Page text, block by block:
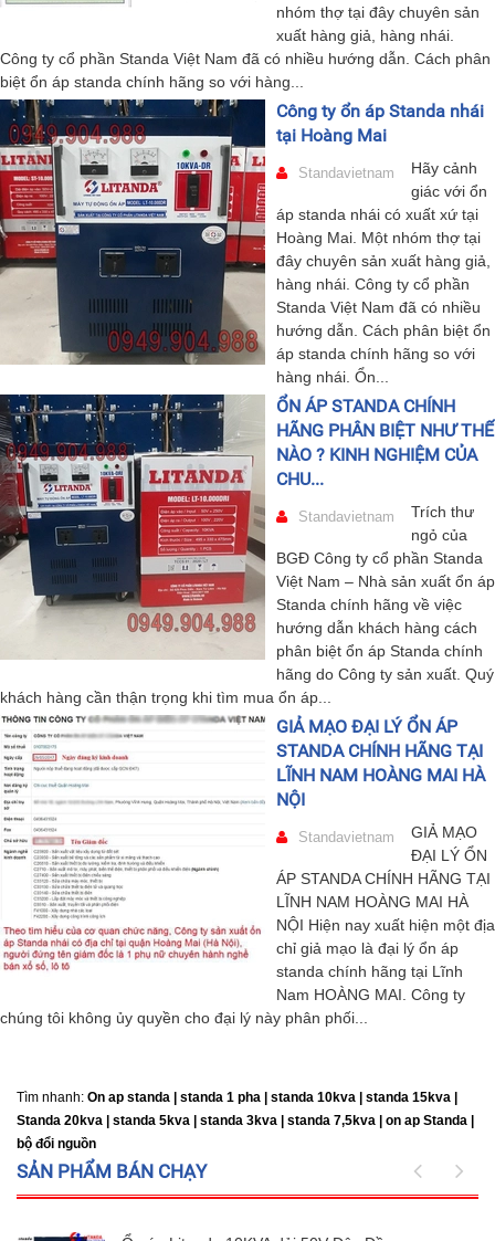
nhóm thợ tại đây chuyên sản
xuất hàng giả, hàng nhái.
Công ty cổ phần Standa Việt Nam đã có nhiều hướng dẫn. Cách phân
biệt ổn áp standa chính hãng so với hàng...
Công ty ổn áp Standa nhái
tại Hoàng Mai
Standavietnam
Hãy cảnh
giác với ổn
áp standa nhái có xuất xứ tại
Hoàng Mai. Một nhóm thợ tại
đây chuyên sản xuất hàng giả,
hàng nhái. Công ty cổ phần
Standa Việt Nam đã có nhiều
hướng dẫn. Cách phân biệt ổn
áp standa chính hãng so với
hàng nhái. Ổn...
ỔN ÁP STANDA CHÍNH
HÃNG PHÂN BIỆT NHƯ THẾ
NÀO ? KINH NGHIỆM CỦA
CHU...
Standavietnam
Trích thư
ngỏ của
BGĐ Công ty cổ phần Standa
Việt Nam – Nhà sản xuất ổn áp
Standa chính hãng về việc
hướng dẫn khách hàng cách
phân biệt ổn áp Standa chính
hãng do Công ty sản xuất. Quý
khách hàng cần thận trọng khi tìm mua ổn áp...
GIẢ MẠO ĐẠI LÝ ỔN ÁP
STANDA CHÍNH HÃNG TẠI
LĨNH NAM HOÀNG MAI HÀ
NỘI
Standavietnam
GIẢ MẠO
ĐẠI LÝ ỔN
ÁP STANDA CHÍNH HÃNG TẠI
LĨNH NAM HOÀNG MAI HÀ
NỘI Hiện nay xuất hiện một địa
chỉ giả mạo là đại lý ổn áp
standa chính hãng tại Lĩnh
Nam HOÀNG MAI. Công ty
chúng tôi không ủy quyền cho đại lý này phân phối...
Tìm nhanh: On ap standa | standa 1 pha | standa 10kva | standa 15kva |
Standa 20kva |
standa 5kva | standa 3kva | standa 7,5kva | on ap Standa |
bộ đổi nguồn
SẢN PHẨM BÁN CHẠY